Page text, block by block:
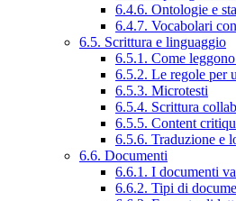
6.4.6. Ontologie e
6.4.7. Vocabolari
6.5. Scrittura e linguaggio
6.5.1. Come
6.5.2. Le regole per
6.5.3. Microtesti
6.5.4. Scrittura
6.5.5. Content
6.5.6. Traduzione e
6.6. Documenti
6.6.1. I documenti
6.6.2. Tipi di